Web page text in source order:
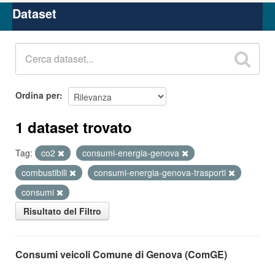
Organizzazioni
Gruppi
Dataset
Ordina per
1 dataset trovato
Tag: co2
consumi-energia-genova
combustibili
consumi-energia-genova-trasporti
consumi
Risultato del Filtro
Consumi veicoli Comune di Genova (ComGE)